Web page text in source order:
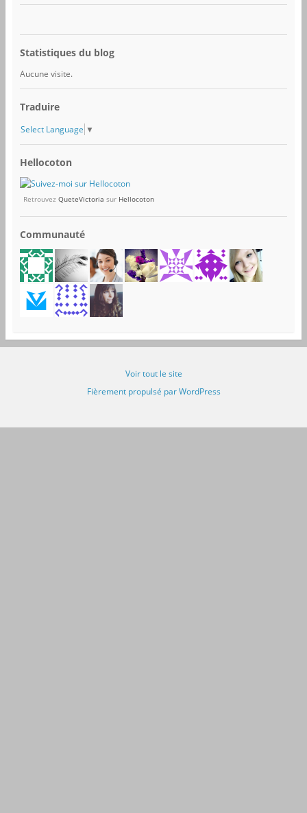
Statistiques du blog
Aucune visite.
Traduire
Select Language ▼
Hellocoton
Retrouvez QueteVictoria sur Hellocoton
Communauté
Voir tout le site
Fièrement propulsé par WordPress